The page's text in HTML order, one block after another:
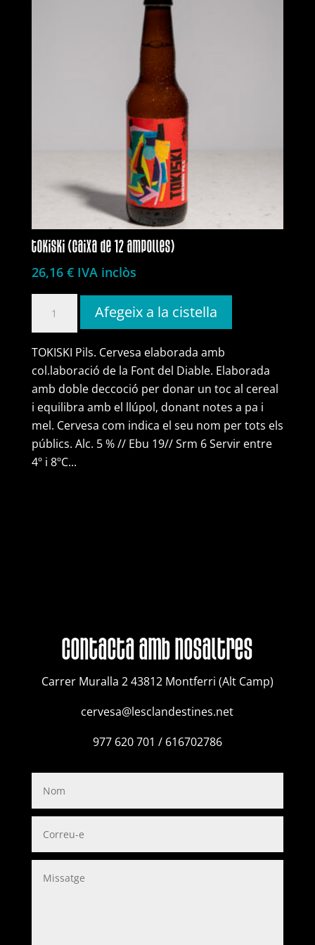
tokiski (caixa de 12 ampolles)
26,16 € IVA inclòs
(caixa
de
12
ampolles)
Afegeix a la cistella
TOKISKI Pils. Cervesa elaborada amb
col.laboració de la Font del Diable. Elaborada
amb doble deccoció per donar un toc al cereal
i equilibra amb el llúpol, donant notes a pa i
mel. Cervesa com indica el seu nom per tots els
públics. Alc. 5 % // Ebu 19// Srm 6 Servir entre
4º i 8ºC...
contacta amb nosaltres
Carrer Muralla 2 43812 Montferri (Alt Camp)
cervesa@lesclandestines.net
977 620 701 / 616702786